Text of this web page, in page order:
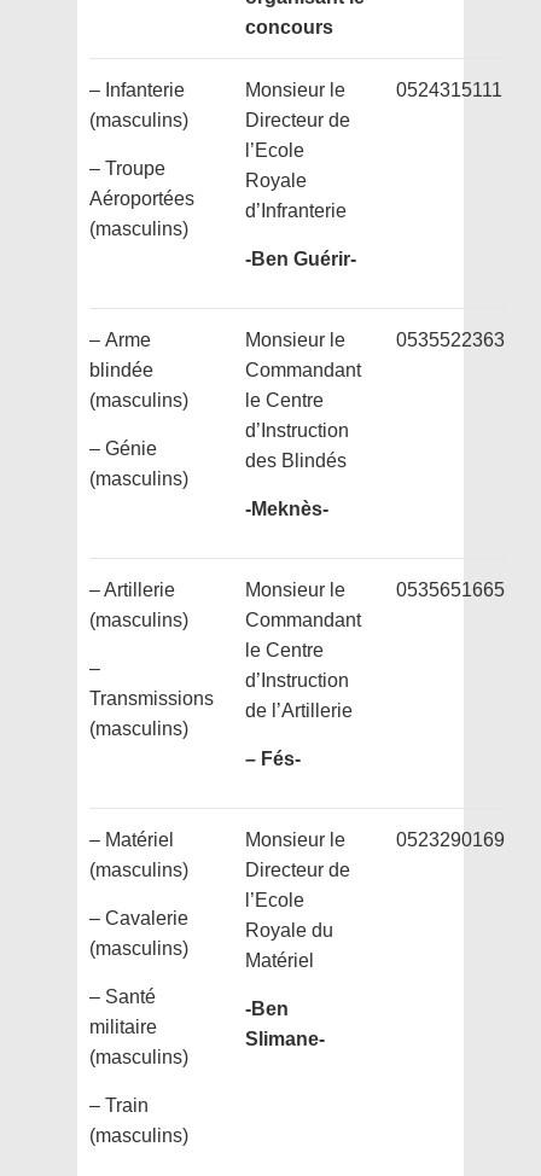
concours
– Infanterie
(masculins)
– Troupe
Aéroportées
(masculins)
Monsieur le
Directeur de
l’Ecole
Royale
d’Infranterie
-Ben Guérir-
0524315111
– Arme
blindée
(masculins)
– Génie
(masculins)
Monsieur le
Commandant
le Centre
d’Instruction
des Blindés
-Meknès-
0535522363
– Artillerie
(masculins)
–
Transmissions
(masculins)
Monsieur le
Commandant
le Centre
d’Instruction
de l’Artillerie
– Fés-
0535651665
– Matériel
(masculins)
– Cavalerie
(masculins)
– Santé
militaire
(masculins)
– Train
(masculins)
Monsieur le
Directeur de
l’Ecole
Royale du
Matériel
-Ben
Slimane-
0523290169